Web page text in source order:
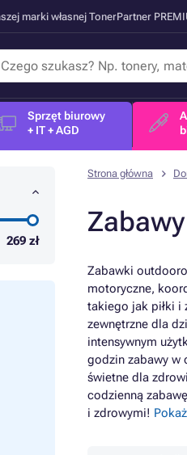
marki własnej TonerPartner
Sprzęt biurowy
+ IT + AGD
269 zł
Strona główna
Zabawki
motoryczne,
takiego jak piłki i
zewnętrzne dla
intensywnym
godzin zabawy w
świetne dla
codzienną
i zdrowymi!